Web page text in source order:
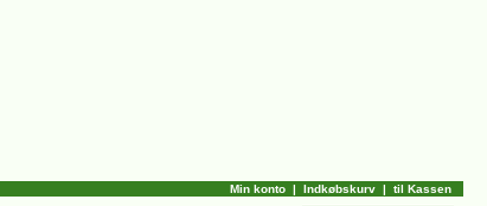
Min konto | Indkøbskurv | til Kassen